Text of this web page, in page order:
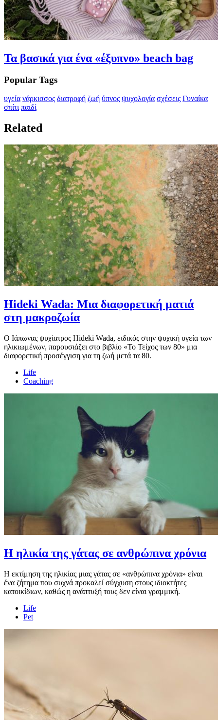
Τα βασικά για ένα «έξυπνο» beach bag
Popular Tags
υγεία νάρκισσος διατροφή ζωή ύπνος ψυχολογία σχέσεις Γυναίκα
σπίτι παιδί
Related
Hideki Wada: Μια διαφορετική ματιά
στη μακροζωία
Ο Ιάπωνας ψυχίατρος Hideki Wada, ειδικός στην ψυχική υγεία των
ηλικιωμένων, παρουσιάζει στο βιβλίο «Το Τείχος των 80» μια
διαφορετική προσέγγιση για τη ζωή μετά τα 80.
Life
Coaching
Η ηλικία της γάτας σε ανθρώπινα χρόνια
Η εκτίμηση της ηλικίας μιας γάτας σε «ανθρώπινα χρόνια» είναι
ένα ζήτημα που συχνά προκαλεί σύγχυση στους ιδιοκτήτες
κατοικίδιων, καθώς η ανάπτυξή τους δεν είναι γραμμική.
Life
Pet